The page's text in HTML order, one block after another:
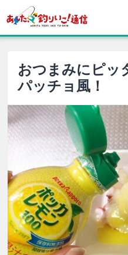
おつまみにピ
パッチョ風！